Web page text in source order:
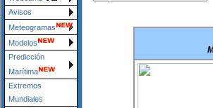
Avisos
Meteogramas
Modelos
Predicción
Marítima
Extremos
Mundiales